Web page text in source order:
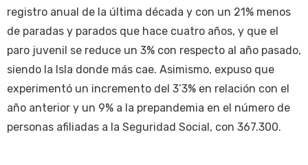
registro anual de la última década y con un 21% menos
de paradas y parados que hace cuatro años, y que el
paro juvenil se reduce un 3% con respecto al año pasado,
siendo la Isla donde más cae. Asimismo, expuso que
experimentó un incremento del 3’3% en relación con el
año anterior y un 9% a la prepandemia en el número de
personas afiliadas a la Seguridad Social, con 367.300.